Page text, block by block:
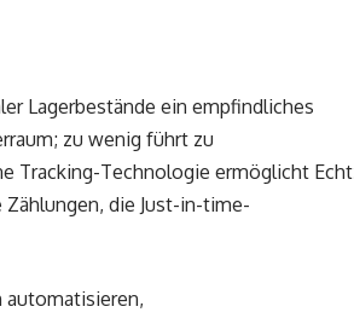
Lagerbestände ein empfindliches
zu wenig führt zu
Tracking-Technologie ermöglicht
die Just-in-time-
automatisieren,